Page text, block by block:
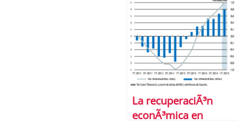
La recuperaciÃ³n
econÃ³mica en